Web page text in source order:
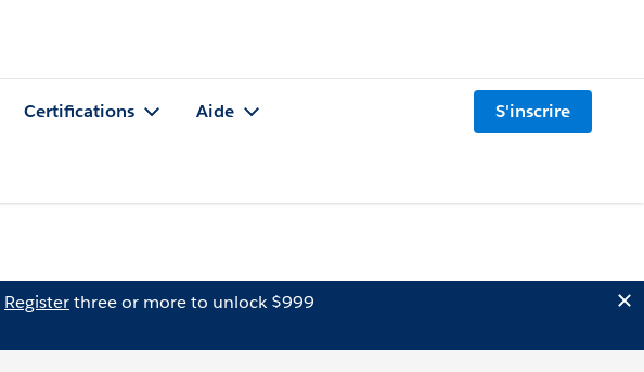
Certifications Aide S'inscrire
Registerthree or more to unlock $999